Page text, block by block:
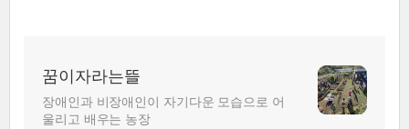
꿈이자라는뜰
장애인과 비장애인이 자기다운 모습으로 어
울리고 배우는 농장